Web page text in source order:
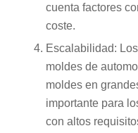
cuenta factores
coste.
Escalabilidad:
moldes de
moldes en
importante para
con altos